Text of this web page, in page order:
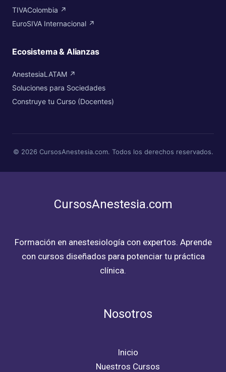
TIVAColombia ↗
EuroSIVA Internacional ↗
Ecosistema & Alianzas
AnestesiaLATAM ↗
Soluciones para Sociedades
Construye tu Curso (Docentes)
© 2026 CursosAnestesia.com. Todos los derechos reservados.
CursosAnestesia.com
Formación en anestesiología con expertos. Aprende
con cursos diseñados para potenciar tu práctica
clínica.
Nosotros
Inicio
Nuestros Cursos